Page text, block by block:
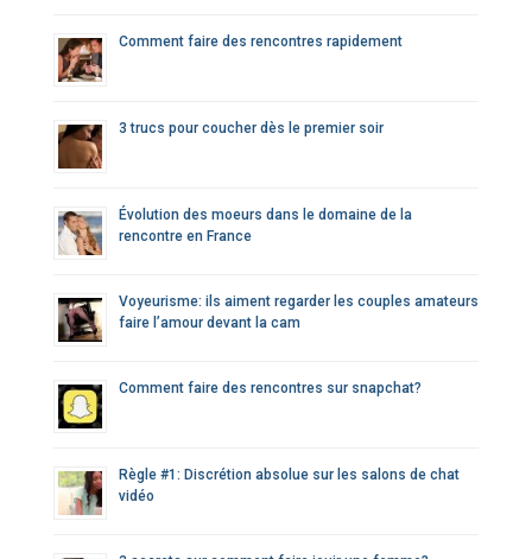
Comment faire des rencontres rapidement
3 trucs pour coucher dès le premier soir
Évolution des moeurs dans le domaine de la
rencontre en France
Voyeurisme: ils aiment regarder les couples amateurs
faire l’amour devant la cam
Comment faire des rencontres sur snapchat?
Règle #1: Discrétion absolue sur les salons de chat
vidéo